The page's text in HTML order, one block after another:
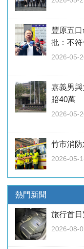
豐原五
批：不
2026-05-
嘉義男
賠40萬
2026-05-
竹市消
2026-05-
熱門新聞
旅行首
2026-08-